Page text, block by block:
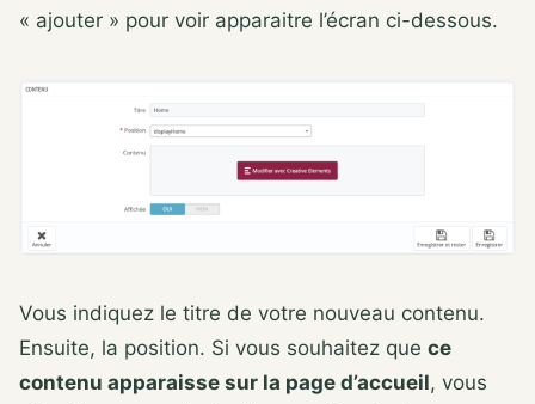
« ajouter » pour voir apparaitre l’écran ci-dessous.
Vous indiquez le titre de votre nouveau contenu.
Ensuite, la position. Si vous souhaitez que ce
contenu apparaisse sur la page d’accueil, vous